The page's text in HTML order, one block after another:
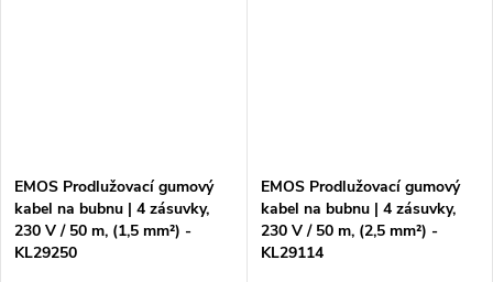
EMOS Prodlužovací gumový
kabel na bubnu | 4 zásuvky,
230 V / 50 m, (1,5 mm²) -
KL29250
EMOS Prodlužovací gumový
kabel na bubnu | 4 zásuvky,
230 V / 50 m, (2,5 mm²) -
KL29114